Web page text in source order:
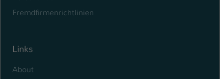
Fremdfirmenrichtlinien
Links
About